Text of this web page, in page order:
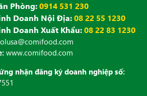
Phòng:0914 531 230
Doanh Nội Địa:08 22 55 1230
Doanh Xuất Khẩu:08 22 83 1230
www.comifood.com
nhận đăng ký doanh nghiệp số: